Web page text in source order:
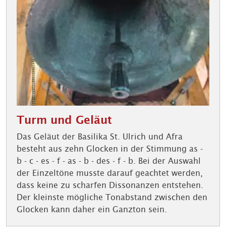
Turm und Geläut
Das Geläut der Basilika St. Ulrich und Afra
besteht aus zehn Glocken in der Stimmung as -
b - c - es - f - as - b - des - f - b. Bei der Auswahl
der Einzeltöne musste darauf geachtet werden,
dass keine zu scharfen Dissonanzen entstehen.
Der kleinste mögliche Tonabstand zwischen den
Glocken kann daher ein Ganzton sein.